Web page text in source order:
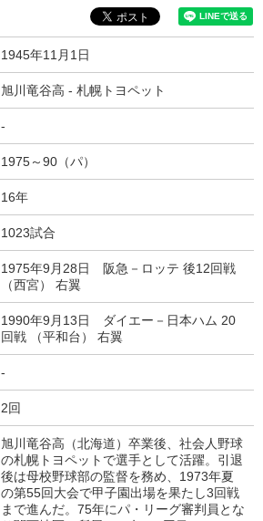
1945年11月1日
旭川竜谷高 - 札幌トヨペット
-
1975～90（パ）
16年
1023試合
1975年9月28日 阪急－ロッテ 後12回戦
（西宮） 右翼
1990年9月13日 ダイエー－日本ハム 20
回戦 （平和台） 右翼
-
2回
旭川竜谷高（北海道）卒業後、社会人野球
の札幌トヨペットで選手として活躍。引退
後は母校野球部の監督を務め、1973年夏
の第55回大会で甲子園出場を果たし3回戦
まで進んだ。75年にパ・リーグ審判員とな